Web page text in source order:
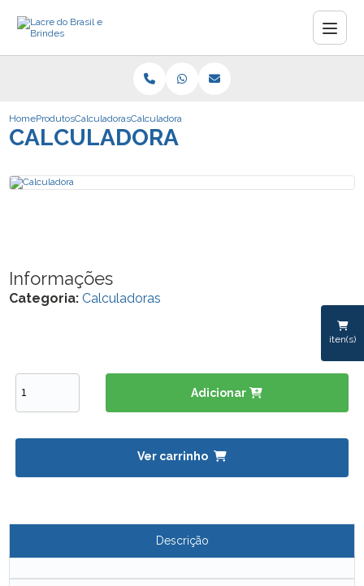
iten(s)
HomeProdutosCalculadorasCalculadora
CALCULADORA
Informações
Categoria: Calculadoras
Adicionar
Ver carrinho
Descrição